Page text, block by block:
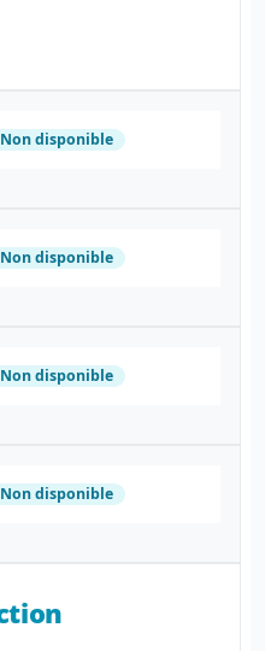
Non disponible
Non disponible
Non disponible
Non disponible